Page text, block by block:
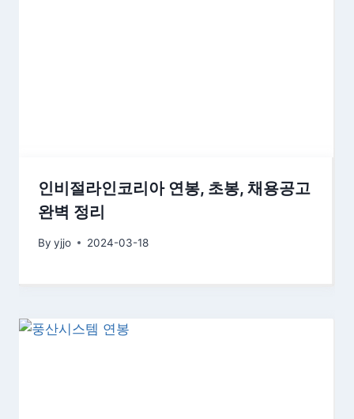
인비절라인코리아 연봉, 초봉, 채용공고
완벽 정리
By yjjo 2024-03-18